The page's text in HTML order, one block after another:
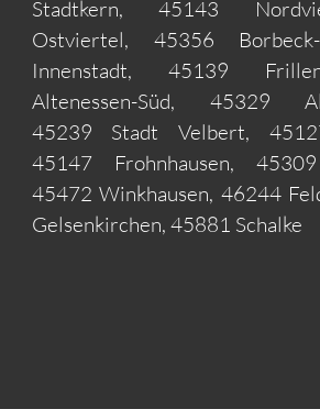
Stadtkern, 45143
Ostviertel, 45356
Innenstadt, 45139
Altenessen-Süd, 45329
45239 Stadt Velbert,
45147 Frohnhausen, 45309
45472 Winkhausen, 46244
Gelsenkirchen, 45881 Schalke